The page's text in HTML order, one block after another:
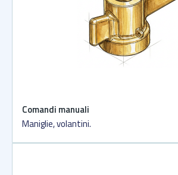
Comandi manuali
Maniglie, volantini.